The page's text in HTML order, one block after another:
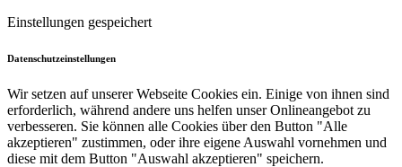
Einstellungen gespeichert
Datenschutzeinstellungen
Wir setzen auf unserer Webseite Cookies ein. Einige von ihnen sind
erforderlich, während andere uns helfen unser Onlineangebot zu
verbesseren. Sie können alle Cookies über den Button "Alle
akzeptieren" zustimmen, oder ihre eigene Auswahl vornehmen und
diese mit dem Button "Auswahl akzeptieren" speichern.